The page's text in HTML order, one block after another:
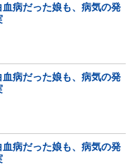
血病だった娘も、病気の発
血病だった娘も、病気の発
血病だった娘も、病気の発